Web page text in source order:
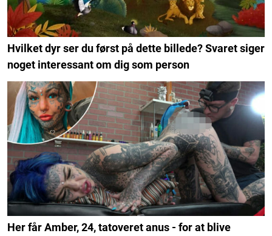
Hvilket dyr ser du først på dette billede? Svaret siger
noget interessant om dig som person
Her får Amber, 24, tatoveret anus - for at blive